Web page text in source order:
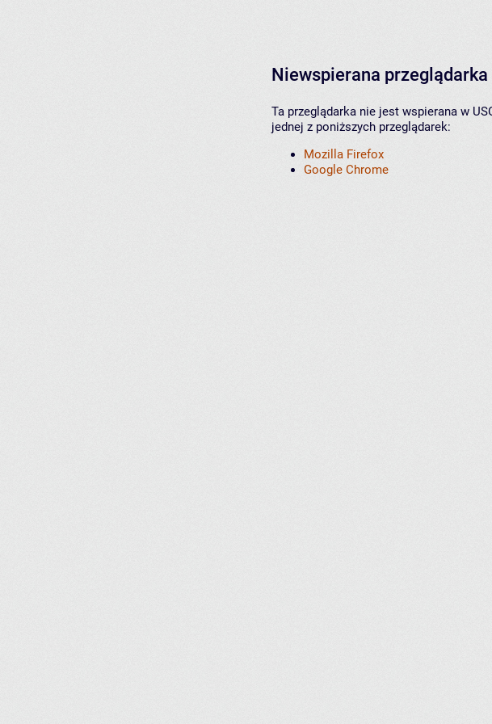
Niewspierana przeglądarka
Ta przeglądarka nie jest wspierana w
jednej z poniższych przeglądarek:
Mozilla Firefox
Google Chrome